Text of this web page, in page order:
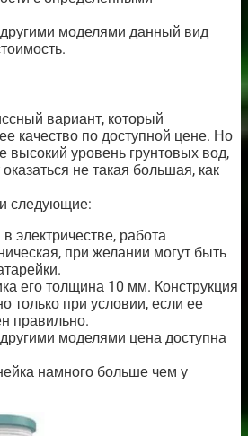
моделями данный вид
вариант, который
качество по доступной цене. Но
высокий уровень грунтовых вод,
не такая большая, как
следующие:
электричестве, работа
при желании могут быть
его толщина 10 мм. Конструкция
только при условии, если ее
правильно.
моделями цена доступна
намного больше чем у